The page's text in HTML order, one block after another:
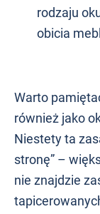
rodzaju
obicia
Warto
również jako
Niestety ta
stronę” –
nie znajdzie